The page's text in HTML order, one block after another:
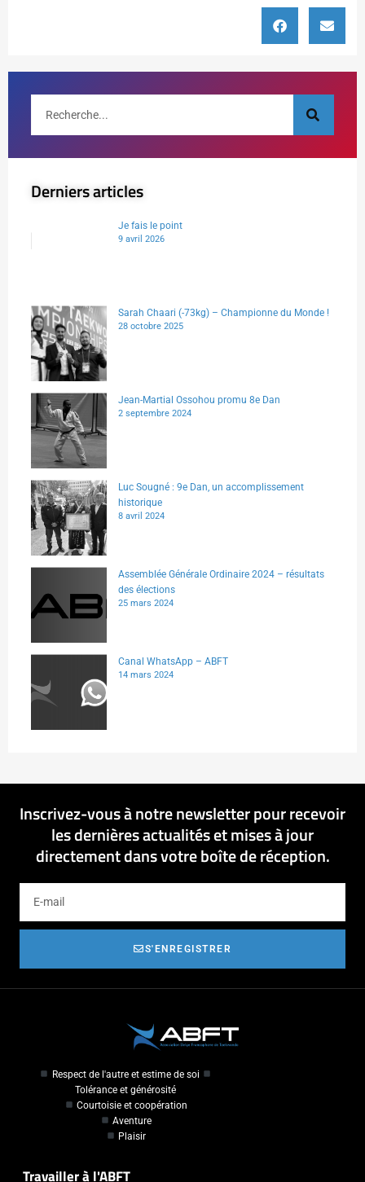
Derniers articles
Je fais le point
9 avril 2026
Sarah Chaari (-73kg) – Championne du Monde !
28 octobre 2025
Jean-Martial Ossohou promu 8e Dan
2 septembre 2024
Luc Sougné : 9e Dan, un accomplissement
historique
8 avril 2024
Assemblée Générale Ordinaire 2024 – résultats
des élections
25 mars 2024
Canal WhatsApp – ABFT
14 mars 2024
Inscrivez-vous à notre newsletter pour recevoir
les dernières actualités et mises à jour
directement dans votre boîte de réception.
S'ENREGISTRER
Respect de l'autre et estime de soi
Tolérance et générosité
Courtoisie et coopération
Aventure
Plaisir
Travailler à l'ABFT